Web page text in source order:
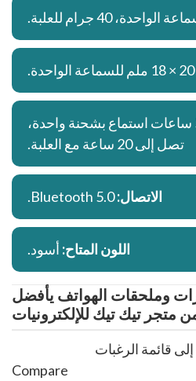
حتى 5 ساعات استماع بشحنة واحدة،
تصل إلى 20 ساعة مع العلبة.
الاتصال:Bluetooth 5.0.
اللون المتاح: أسود.
وملحقات الهواتف يأفضل
تيك تيك للإلكترونيات
قائمة الرغبات
Compare